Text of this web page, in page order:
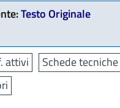
Testo Originale
attivi
Schede tecniche